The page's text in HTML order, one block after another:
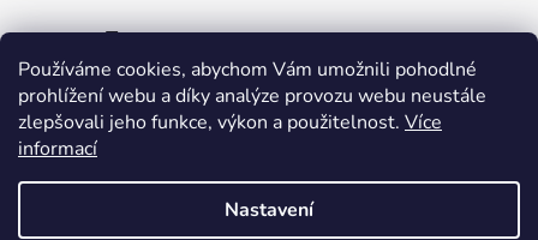
Používáme cookies, abychom Vám umožnili pohodlné
prohlížení webu a díky analýze provozu webu neustále
zlepšovali jeho funkce, výkon a použitelnost. Více
informací
Nastavení
Technické listy a informace o použitých materiálech